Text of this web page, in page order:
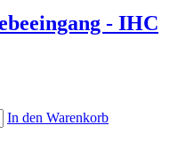
- IHC
In den Warenkorb